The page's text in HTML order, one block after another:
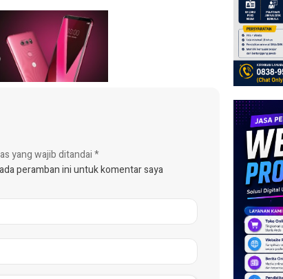
yang wajib ditandai*
peramban ini untuk komentar saya